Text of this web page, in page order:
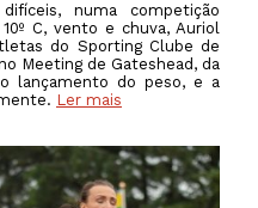
numa competição
C, vento e chuva, Auriol
do Sporting Clube de
Meeting de Gateshead, da
lançamento do peso, e a
Ler mais